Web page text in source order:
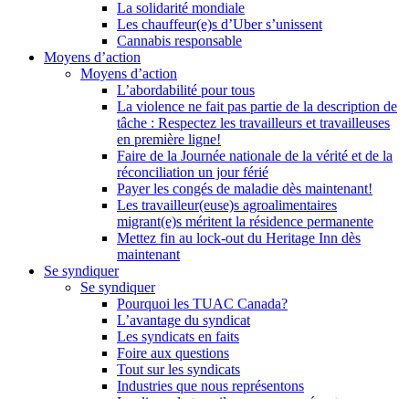
La solidarité mondiale
Les chauffeur(e)s d’Uber s’unissent
Cannabis responsable
Moyens d’action
Moyens d’action
L’abordabilité pour tous
La violence ne fait pas partie de la description de
tâche : Respectez les travailleurs et travailleuses
en première ligne!
Faire de la Journée nationale de la vérité et de la
réconciliation un jour férié
Payer les congés de maladie dès maintenant!
Les travailleur(euse)s agroalimentaires
migrant(e)s méritent la résidence permanente
Mettez fin au lock-out du Heritage Inn dès
maintenant
Se syndiquer
Se syndiquer
Pourquoi les TUAC Canada?
L’avantage du syndicat
Les syndicats en faits
Foire aux questions
Tout sur les syndicats
Industries que nous représentons